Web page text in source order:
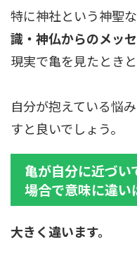
特に神社という神聖な
識・神仏からのメッ
現実で亀を見たとき
自分が抱えている悩
すと良いでしょう。
亀が自分に近づい
場合で意味に違い
大きく違います。